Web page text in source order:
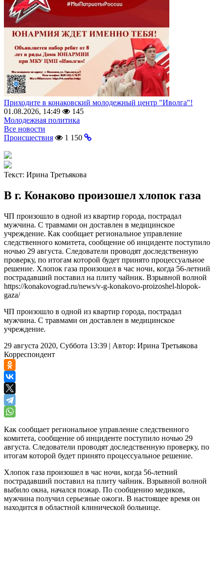
Приходите в конаковский молодежный центр "Иволга"!
01.08.2026, 14:49
145
Молодежная политика
Все новости
Происшествия
1 150
Текст: Ирина Третьякова
В г. Конаково произошел хлопок газа
ЧП произошло в одной из квартир города, пострадал
мужчина. С травмами он доставлен в медицинское
учреждение. Как сообщает региональное управление
следственного комитета, сообщение об инциденте поступило
ночью 29 августа. Следователи проводят доследственную
проверку, по итогам которой будет принято процессуальное
решение. Хлопок газа произошел в час ночи, когда 56-летний
пострадавший поставил на плиту чайник. Взрывной волной
https://konakovograd.ru/news/v-g-konakovo-proizoshel-hlopok-
gaza/
ЧП произошло в одной из квартир города, пострадал
мужчина. С травмами он доставлен в медицинское
учреждение.
29 августа 2020, Суббота 13:39 | Автор: Ирина Третьякова
Корреспондент
Как сообщает региональное управление следственного
комитета, сообщение об инциденте поступило ночью 29
августа. Следователи проводят доследственную проверку, по
итогам которой будет принято процессуальное решение.
Хлопок газа произошел в час ночи, когда 56-летний
пострадавший поставил на плиту чайник. Взрывной волной
выбило окна, начался пожар. По сообщению медиков,
мужчина получил серьезные ожоги. В настоящее время он
находится в областной клинической больнице.